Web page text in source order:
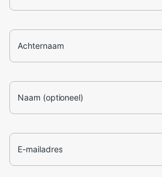
Achternaam
Naam (optioneel)
E-mailadres